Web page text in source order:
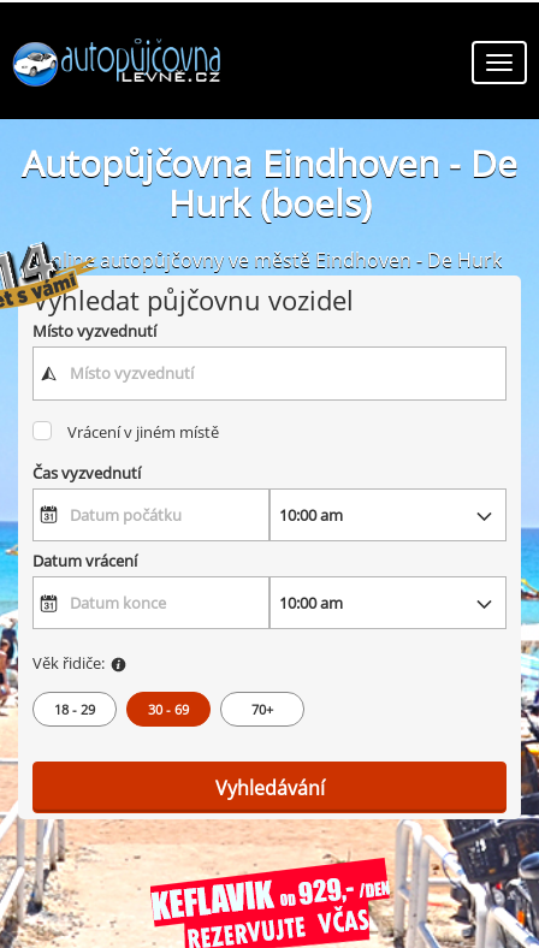
Autopůjčovna Eindhoven - De
Hurk (boels)
online autopůjčovny ve městě Eindhoven - De Hurk
Vyhledat půjčovnu vozidel
Místo vyzvednutí
Vrácení v jiném místě
Čas vyzvednutí
Datum vrácení
Věk řidiče:
18 - 29 30 - 69 70+
Vyhledávání